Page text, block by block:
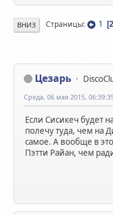
ВНИЗ Страницы 1
Цезарь
Среда, 06 мая 2015,
Если Сисикеч будет
полечу туда, чем на
самое. А вообще в
Пэтти Райан, чем